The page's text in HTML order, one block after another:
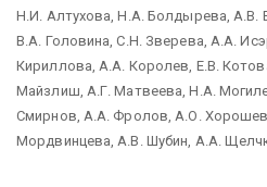
Н.И. Алтухова, Н.А. Болдырева, А.В.
В.А. Головина, С.Н. Зверева, А.А.
Кириллова, А.А. Королев, Е.В.
Майзлиш, А.Г. Матвеева, Н.А.
Смирнов, А.А. Фролов, А.О.
Мордвинцева, А.В. Шубин, А.А.